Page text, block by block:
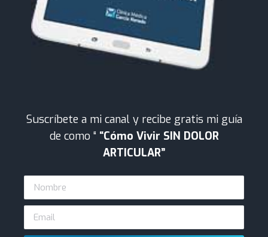
Suscríbete a mi canal y recibe gratis mi guía
de como “ “Cómo Vivir SIN DOLOR
ARTICULAR”